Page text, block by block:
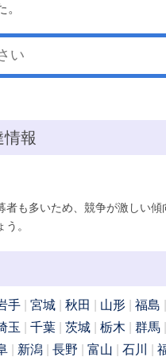
報
者も多いため、競争が激しい
。
手 宮城 秋田 山形
福島
玉 千葉 茨城 栃木
群馬
新潟 長野 富山 石川